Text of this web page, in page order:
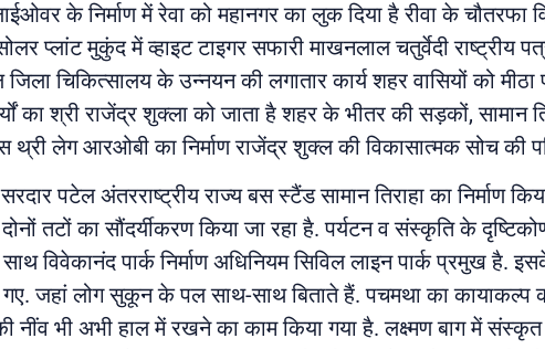
के निर्माण में रेवा को महानगर का लुक दिया है रीवा के
प्लांट मुकुंद में व्हाइट टाइगर सफारी माखनलाल चतुर्वेदी राष्ट्रीय
जिला चिकित्सालय के उन्नयन की लगातार कार्य शहर वासियों को
का श्री राजेंद्र शुक्ला को जाता है शहर के भीतर की सड़कों, सामान
लेग आरओबी का निर्माण राजेंद्र शुक्ल की विकासात्मक सोच की
पटेल अंतरराष्ट्रीय राज्य बस स्टैंड सामान तिराहा का निर्माण
तटों का सौंदर्यीकरण किया जा रहा है. पर्यटन व संस्कृति के
विवेकानंद पार्क निर्माण अधिनियम सिविल लाइन पार्क प्रमुख
जहां लोग सुकून के पल साथ-साथ बिताते हैं. पचमथा का कायाकल्प
नींव भी अभी हाल में रखने का काम किया गया है. लक्ष्मण बाग में